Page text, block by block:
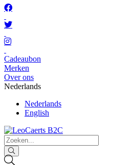
Cadeaubon
Merken
Over ons
Nederlands
Nederlands
English